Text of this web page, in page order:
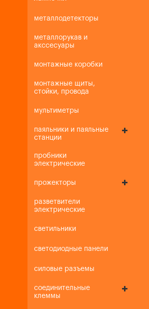
металлодетекторы
металлорукав и
акссесуары
монтажные коробки
монтажные щиты,
стойки, провода
мультиметры
паяльники и паяльные
станции
пробники
электрические
прожекторы
разветвители
электрические
светильники
светодиодные панели
силовые разъемы
соединительные
клеммы